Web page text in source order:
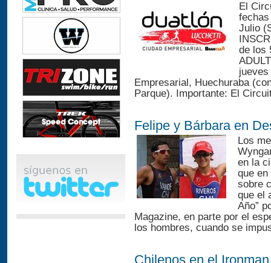
El
Julio
de los
Empresarial, Huechuraba
Parque). Importante: El
Felipe y Bárbara en
Los
en la
que
sobre
que el
Año”
Magazine, en parte por el
los hombres, cuando se
Chilenos en el